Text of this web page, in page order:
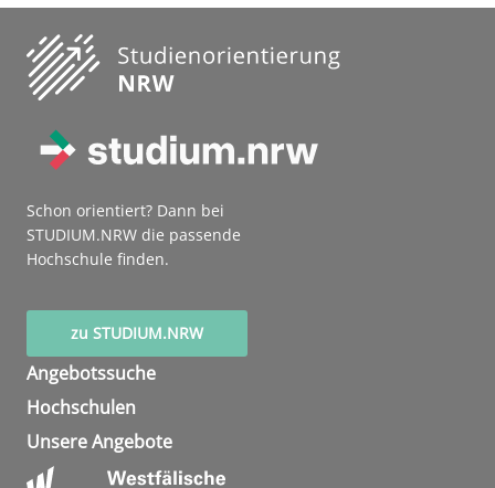
Schon orientiert? Dann bei
STUDIUM.NRW die passende
Hochschule finden.
zu STUDIUM.NRW
Angebotssuche
Hochschulen
Unsere Angebote